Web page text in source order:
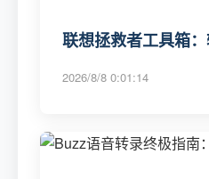
联想拯救者工具箱
2026/8/8 0:01:14